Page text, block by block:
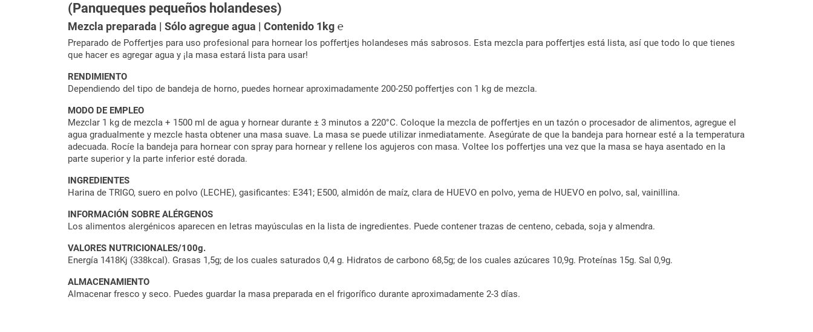
(Panqueques pequeños holandeses)
Mezcla preparada | Sólo agregue agua | Contenido 1kg ℮
Preparado de Poffertjes para uso profesional para hornear los poffertjes holandeses más sabrosos. Esta mezcla para poffertjes está lista, así que todo lo que tienes
que hacer es agregar agua y ¡la masa estará lista para usar!
RENDIMIENTO
Dependiendo del tipo de bandeja de horno, puedes hornear aproximadamente 200-250 poffertjes con 1 kg de mezcla.
MODO DE EMPLEO
Mezclar 1 kg de mezcla + 1500 ml de agua y hornear durante ± 3 minutos a 220°C. Coloque la mezcla de poffertjes en un tazón o procesador de alimentos, agregue el
agua gradualmente y mezcle hasta obtener una masa suave. La masa se puede utilizar inmediatamente. Asegúrate de que la bandeja para hornear esté a la temperatura
adecuada. Rocíe la bandeja para hornear con spray para hornear y rellene los agujeros con masa. Voltee los poffertjes una vez que la masa se haya asentado en la
parte superior y la parte inferior esté dorada.
INGREDIENTES
Harina de TRIGO, suero en polvo (LECHE), gasificantes: E341; E500, almidón de maíz, clara de HUEVO en polvo, yema de HUEVO en polvo, sal, vainillina.
INFORMACIÓN SOBRE ALÉRGENOS
Los alimentos alergénicos aparecen en letras mayúsculas en la lista de ingredientes. Puede contener trazas de centeno, cebada, soja y almendra.
VALORES NUTRICIONALES/100g.
Energía 1418Kj (338kcal). Grasas 1,5g; de los cuales saturados 0,4 g. Hidratos de carbono 68,5g; de los cuales azúcares 10,9g. Proteínas 15g. Sal 0,9g.
ALMACENAMIENTO
Almacenar fresco y seco. Puedes guardar la masa preparada en el frigorífico durante aproximadamente 2-3 días.